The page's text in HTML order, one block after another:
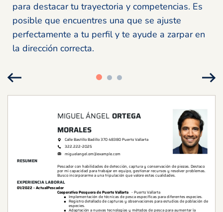
para destacar tu trayectoria y competencias. Es
posible que encuentres una que se ajuste
perfectamente a tu perfil y te ayude a zarpar en
la dirección correcta.